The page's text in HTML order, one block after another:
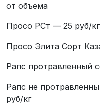
от объема
Просо РСт — 25 руб/кг
Просо Элита Сорт
Рапс протравленный
Рапс не
руб/кг